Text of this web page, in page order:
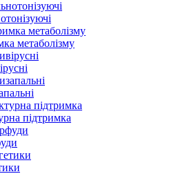
метаболізму
підтримка